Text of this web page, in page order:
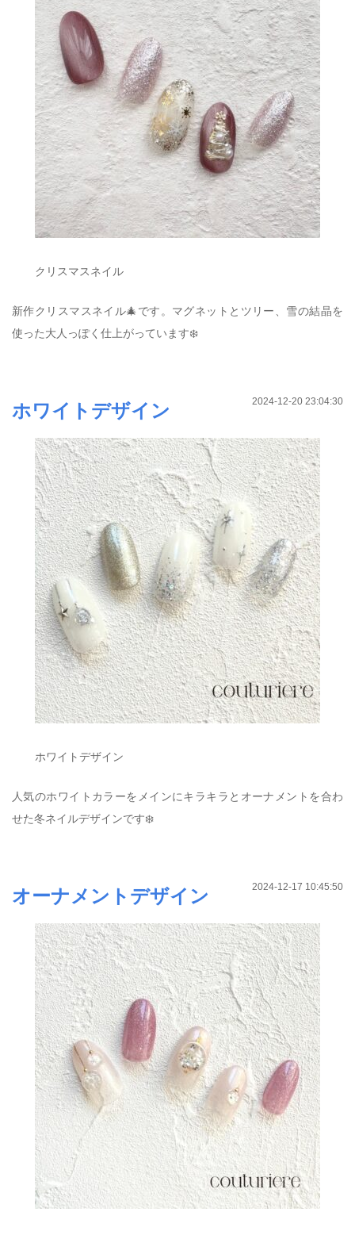
クリスマスネイル
新作クリスマスネイル🎄です。マグネットとツリー、雪の結晶を
使った大人っぽく仕上がっています❄️
2024-12-20 23:04:30
ホワイトデザイン
ホワイトデザイン
人気のホワイトカラーをメインにキラキラとオーナメントを合わ
せた冬ネイルデザインです❄️
2024-12-17 10:45:50
オーナメントデザイン